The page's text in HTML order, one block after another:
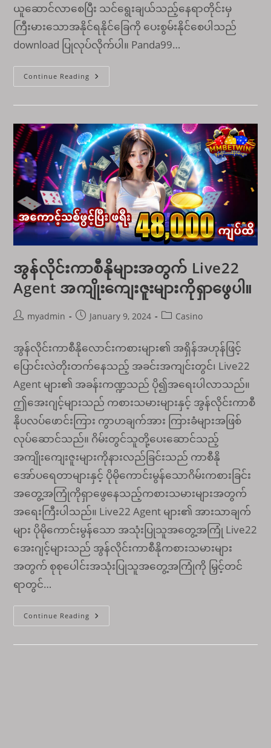
ယူဆောင်လာစေပြီး သင်ရွေးချယ်သည့်နေရာတိုင်းမှ
ကြီးမားသောအနိုင်ရနိုင်ခြေကို ပေးစွမ်းနိုင်စေပါသည်
download ပြုလုပ်လိုက်ပါ။ Panda99…
Continue Reading Panda99
Apk
ဆွဲ
ပြီး
Slot
ဂိ
မ်း
များ
ကို
ကစား
ပါ။
အွန်လိုင်းကာစီနိုများအတွက် Live22
Agent အကျိုးကျေးဇူးများကိုရှာဖွေပါ။
Postmyadmin
PostJanuary 9, 2024
PostCasino
အွန်လိုင်းကာစီနိုလောင်းကစားများ၏ အရှိန်အဟုန်ဖြင့်
ပြောင်းလဲတိုးတက်နေသည့် အခင်းအကျင်းတွင်၊ Live22
Agent များ၏ အခန်းကဏ္ဍသည် ပို၍အရေးပါလာသည်။
ဤအေးဂျင့်များသည် ကစားသမားများနှင့် အွန်လိုင်းကာစီ
နိုပလပ်ဖောင်းကြား ကွာဟချက်အား ကြားခံများအဖြစ်
လုပ်ဆောင်သည်။ ဂိမ်းတွင်သူတို့ပေးဆောင်သည့်
အကျိုးကျေးဇူးများကိုနားလည်ခြင်းသည် ကာစီနို
အော်ပရေတာများနှင့် ပိုမိုကောင်းမွန်သောဂိမ်းကစားခြင်း
အတွေ့အကြုံကိုရှာဖွေနေသည့်ကစားသမားများအတွက်
အရေးကြီးပါသည်။ Live22 Agent များ၏ အားသာချက်
များ ပိုမိုကောင်းမွန်သော အသုံးပြုသူအတွေ့အကြုံ Live22
အေးဂျင့်များသည် အွန်လိုင်းကာစီနိုကစားသမားများ
အတွက် စုစုပေါင်းအသုံးပြုသူအတွေ့အကြုံကို မြှင့်တင်
ရာတွင်…
Continue Reading အွ
န်